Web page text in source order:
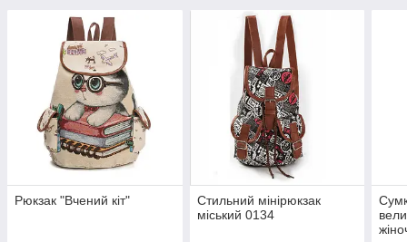
Рюкзак "Вчений кіт"
Стильний мінірюкзак
міський 0134